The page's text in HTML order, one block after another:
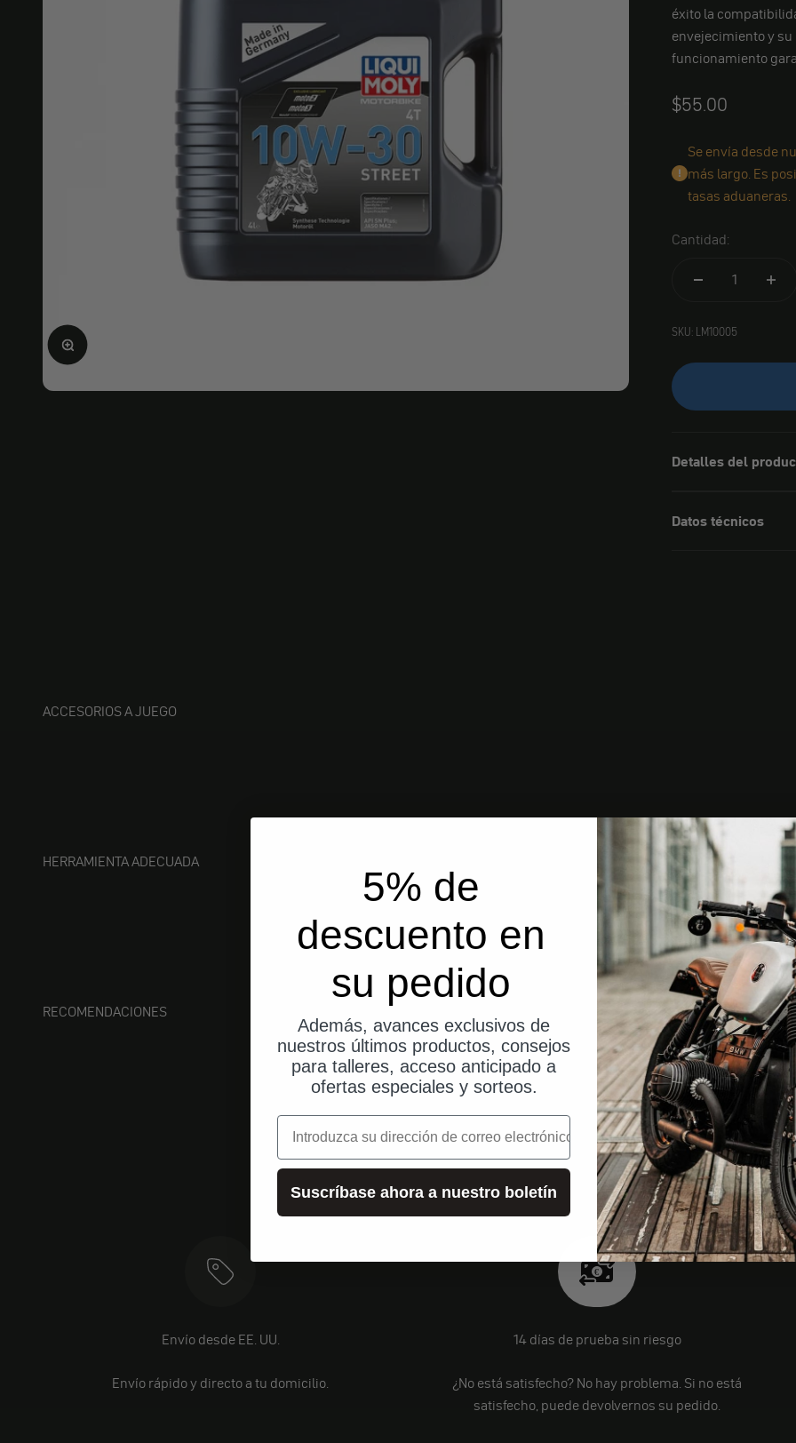
Ampliar la imagen
éxito la
envejecimiento y
funcionamiento
Angebot
$55.00
Se envía desde
más largo. Es
tasas aduaneras.
Cantidad:
SKU: LM10005
Detalles del
Datos técnicos
ACCESORIOS A JUEGO
HERRAMIENTA ADECUADA
RECOMENDACIONES
Envío desde EE. UU.
Envío rápido y directo a tu domicilio.
14 días de prueba sin riesgo
¿No está satisfecho? No hay problema. Si no está
satisfecho, puede devolvernos su pedido.
5% de
descuento en
su pedido
Además, avances exclusivos de
nuestros últimos productos, consejos
para talleres, acceso anticipado a
ofertas especiales y sorteos.
correo electrónico
Suscríbase ahora a nuestro boletín